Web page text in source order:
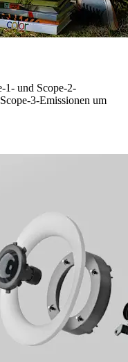
1- und Scope-2-
3-Emissionen um